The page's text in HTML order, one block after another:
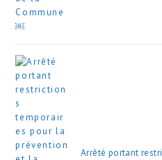
Arrêté portant